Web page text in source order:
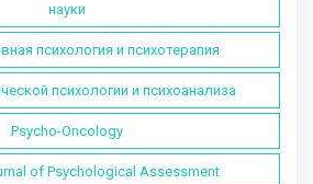
науки
психология и психотерапия
психологии и психоанализа
Psycho-Oncology
of Psychological Assessment